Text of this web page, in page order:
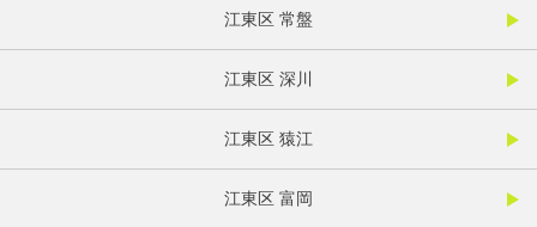
江東区 常盤
江東区 深川
江東区 猿江
江東区 富岡